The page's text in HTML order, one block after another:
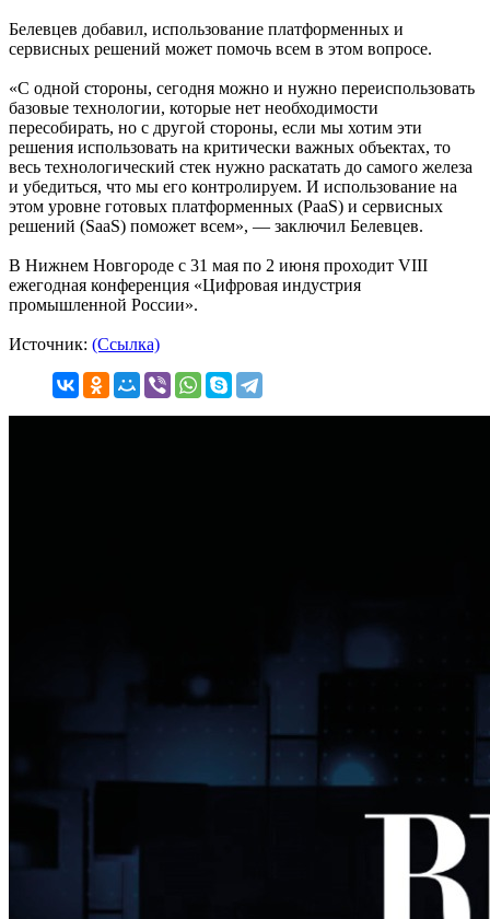
Белевцев добавил, использование платформенных и
сервисных решений может помочь всем в этом вопросе.
«С одной стороны, сегодня можно и нужно переиспользовать
базовые технологии, которые нет необходимости
пересобирать, но с другой стороны, если мы хотим эти
решения использовать на критически важных объектах, то
весь технологический стек нужно раскатать до самого железа
и убедиться, что мы его контролируем. И использование на
этом уровне готовых платформенных (PaaS) и сервисных
решений (SaaS) поможет всем», — заключил Белевцев.
В Нижнем Новгороде с 31 мая по 2 июня проходит VIII
ежегодная конференция «Цифровая индустрия
промышленной России».
Источник: (Ссылка)